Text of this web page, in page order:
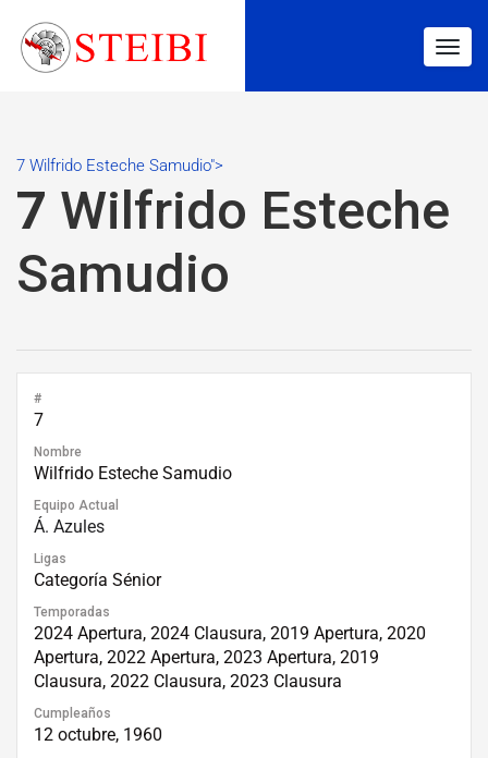
7 Wilfrido Esteche Samudio">
7 Wilfrido Esteche
Samudio
#
7
Nombre
Wilfrido Esteche Samudio
Equipo Actual
Á. Azules
Ligas
Categoría Sénior
Temporadas
2024 Apertura, 2024 Clausura, 2019 Apertura, 2020
Apertura, 2022 Apertura, 2023 Apertura, 2019
Clausura, 2022 Clausura, 2023 Clausura
Cumpleaños
12 octubre, 1960